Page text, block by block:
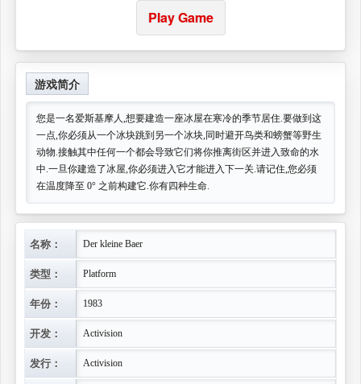
Play Game
游戏简介
您是一名爱斯基摩人,想要建造一座冰屋在寒冷的季节居住.要做到这
一点,你必须从一个冰块跳到另一个冰块,同时避开鸟类和螃蟹等野生
动物.接触其中任何一个都会导致它们将你推离街区并进入致命的水
中.一旦你建造了冰屋,你必须进入它才能进入下一关.请记住,您必须
在温度降至 0° 之前构建它.你有四种生命.
名称： Der kleine Baer
类型： Platform
年份： 1983
开发： Activision
发行： Activision